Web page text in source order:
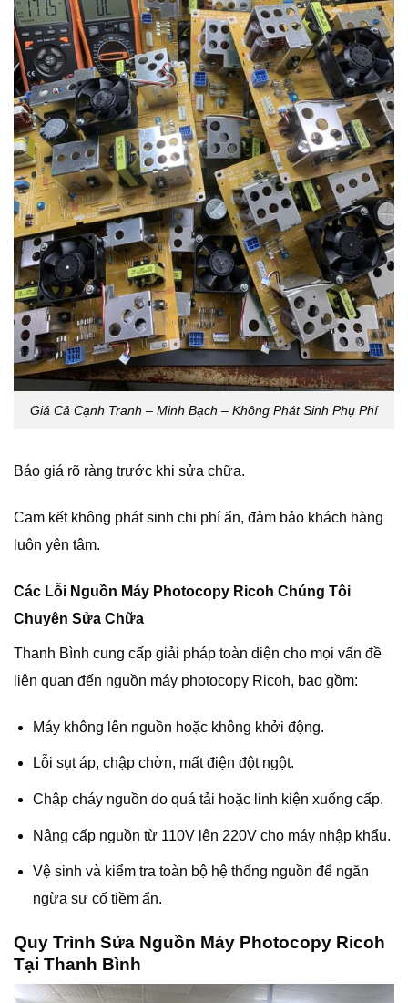
Giá Cả Cạnh Tranh – Minh Bạch – Không Phát Sinh Phụ Phí
Báo giá rõ ràng trước khi sửa chữa.
Cam kết không phát sinh chi phí ẩn, đảm bảo khách hàng
luôn yên tâm.
Các Lỗi Nguồn Máy Photocopy Ricoh Chúng Tôi
Chuyên Sửa Chữa
Thanh Bình cung cấp giải pháp toàn diện cho mọi vấn đề
liên quan đến nguồn máy photocopy Ricoh, bao gồm:
Máy không lên nguồn hoặc không khởi động.
Lỗi sụt áp, chập chờn, mất điện đột ngột.
Chập cháy nguồn do quá tải hoặc linh kiện xuống cấp.
Nâng cấp nguồn từ 110V lên 220V cho máy nhập khẩu.
Vệ sinh và kiểm tra toàn bộ hệ thống nguồn để ngăn
ngừa sự cố tiềm ẩn.
Quy Trình Sửa Nguồn Máy Photocopy Ricoh
Tại Thanh Bình